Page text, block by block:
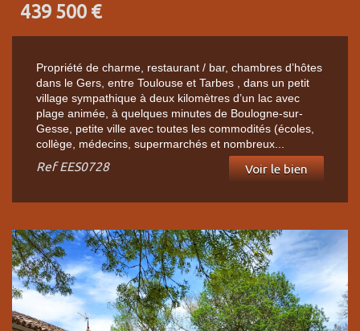
439 500 €
Propriété de charme, restaurant / bar, chambres d’hôtes
dans le Gers, entre Toulouse et Tarbes , dans un petit
village sympathique à deux kilomètres d’un lac avec
plage animée, à quelques minutes de Boulogne-sur-
Gesse, petite ville avec toutes les commodités (écoles,
collège, médecins, supermarchés et nombreux...
RefEES0728 Voir le bien